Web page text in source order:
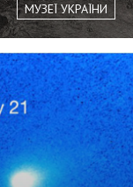
МУЗЕЇ УКРАЇНИ